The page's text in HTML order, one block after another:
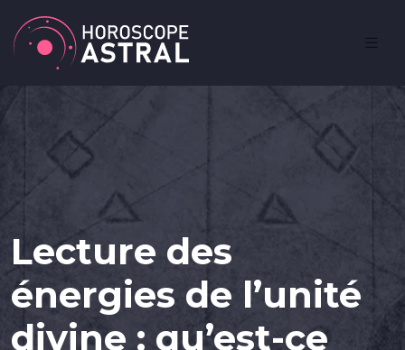
Lecture des
énergies de l’unité
divine : qu’est-ce